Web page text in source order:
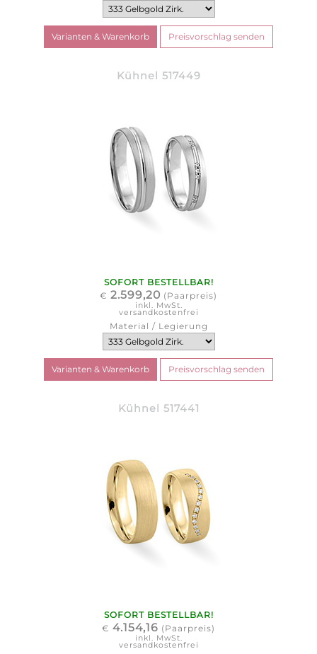
Kühnel 517449
SOFORT BESTELLBAR!
€ 2.599,20 (Paarpreis)
inkl. MwSt.
versandkostenfrei
Material / Legierung
Kühnel 517441
SOFORT BESTELLBAR!
€ 4.154,16 (Paarpreis)
inkl. MwSt.
versandkostenfrei